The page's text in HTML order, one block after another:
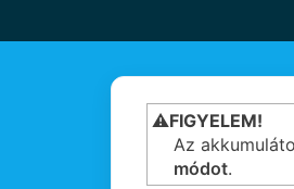
⚠️FIGYELEM!
Az
módot.